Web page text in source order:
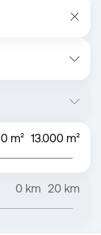
0 m² 13.000 m²
0 km 20 km